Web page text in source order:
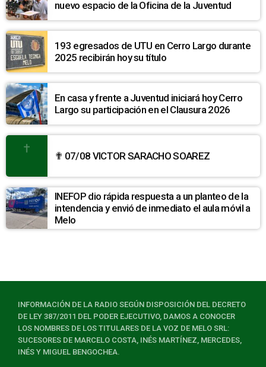
nuevo espacio de la Oficina de la Juventud
193 egresados de UTU en Cerro Largo durante
2025 recibirán hoy su título
En casa y frente a Juventud iniciará hoy Cerro
Largo su participación en el Clausura 2026
✟ 07/08 VICTOR SARACHO SOAREZ
INEFOP dio rápida respuesta a un planteo de la
intendencia y envió de inmediato el aula móvil a
Melo
INFORMACIÓN DE LA RADIO SEGÚN DISPOSICIÓN DEL DECRETO
DE LEY 387/2011 DEL PODER EJECUTIVO, DAMOS A CONOCER
LOS NOMBRES DE LOS TITULARES DE LA VOZ DE MELO SRL:
SUCESORES DE MARCELO COSTA, INÉS MARTÍNEZ, MERCEDES,
INÉS Y MIGUEL BENGOCHEA.